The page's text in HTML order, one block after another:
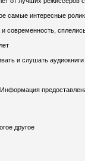
самые интересные
современность,
и слушать
другое